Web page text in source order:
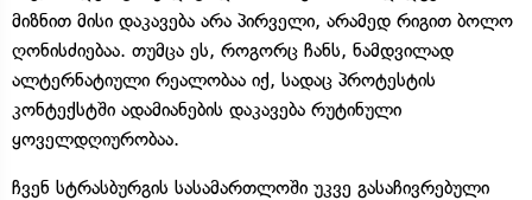
მიზნით მისი დაკავება არა პირველი, არამედ რიგით ბოლო
ღონისძიებაა. თუმცა ეს, როგორც ჩანს, ნამდვილად
ალტერნატიული რეალობაა იქ, სადაც პროტესტის
კონტექსტში ადამიანების დაკავება რუტინული
ყოველდღიურობაა.
ჩვენ სტრასბურგის სასამართლოში უკვე გასაჩივრებული